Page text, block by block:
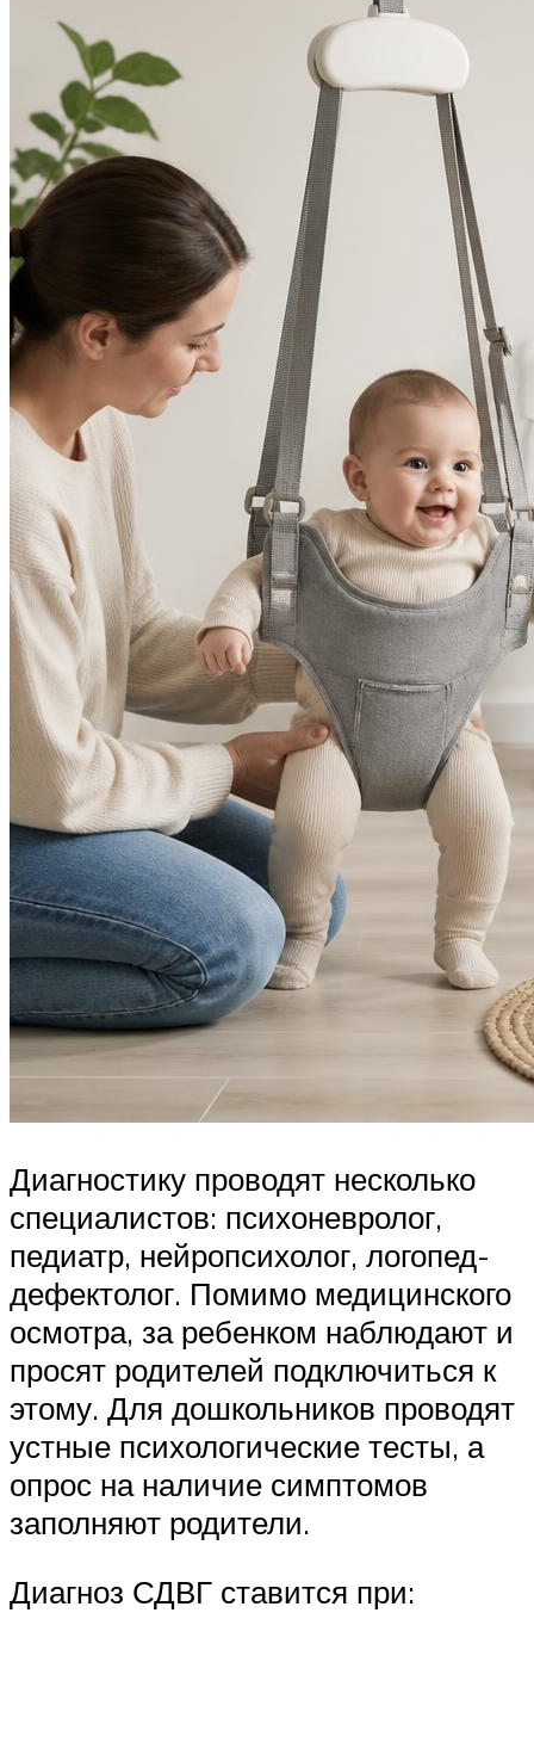
Диагностику проводят несколько
специалистов: психоневролог,
педиатр, нейропсихолог, логопед-
дефектолог. Помимо медицинского
осмотра, за ребенком наблюдают и
просят родителей подключиться к
этому. Для дошкольников проводят
устные психологические тесты, а
опрос на наличие симптомов
заполняют родители.
Диагноз СДВГ ставится при: